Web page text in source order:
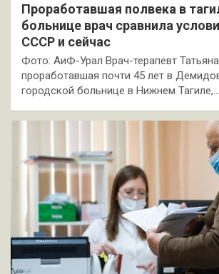
Проработавшая полвека в
больнице врач сравнила
СССР и сейчас
Фото: АиФ-Урал Врач-терапевт
проработавшая почти 45 лет в
городской больнице в Нижнем Тагиле,…